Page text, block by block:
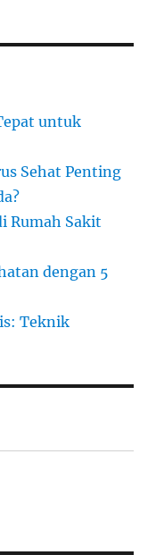
untuk
Sehat Penting
Rumah Sakit
dengan 5
Teknik